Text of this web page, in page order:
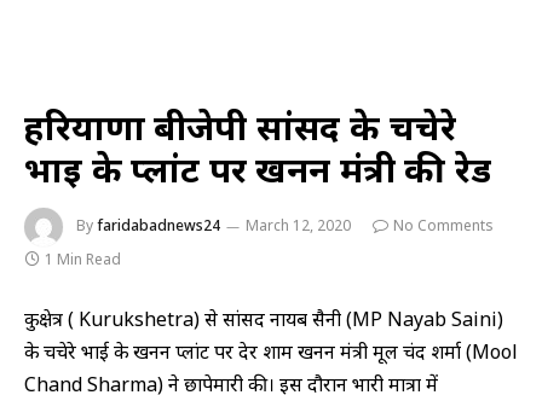
हरियाणा बीजेपी सांसद के चचेरे
भाई के प्लांट पर खनन मंत्री की रेड
Byfaridabadnews24 March 12, 2020
No Comments
1 Min Read
कुरुक्षेत्र ( Kurukshetra) से सांसद नायब सैनी (MP Nayab Saini)
के चचेरे भाई के खनन प्लांट पर देर शाम खनन मंत्री मूल चंद शर्मा (Mool
Chand Sharma) ने छापेमारी की। इस दौरान भारी मात्रा में